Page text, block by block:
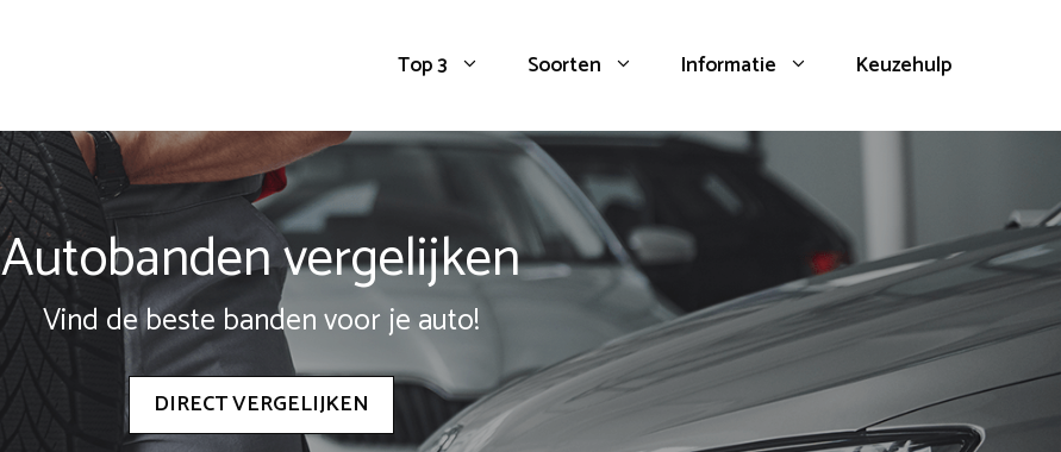
Top 3 Soorten Informatie Keuzehulp
Autobanden vergelijken
Vind de beste banden voor je auto!
DIRECT VERGELIJKEN